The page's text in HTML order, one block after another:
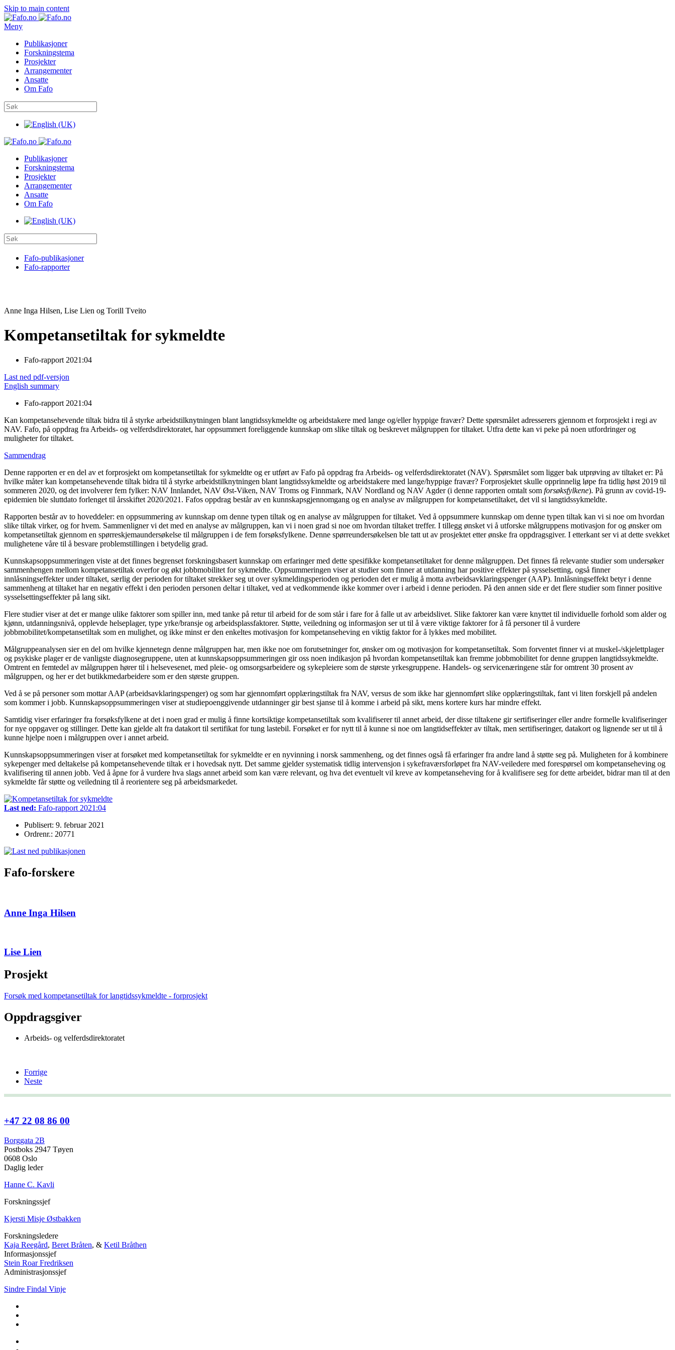
Skip to main content
Meny
Publikasjoner
Forskningstema
Prosjekter
Arrangementer
Ansatte
Om Fafo
Publikasjoner
Forskningstema
Prosjekter
Arrangementer
Ansatte
Om Fafo
Fafo-publikasjoner
Fafo-rapporter
Anne Inga Hilsen, Lise Lien og Torill Tveito
Kompetansetiltak for sykmeldte
Fafo-rapport 2021:04
Last ned pdf-versjon
English summary
Fafo-rapport 2021:04
Kan kompetansehevende tiltak bidra til å styrke arbeidstilknytningen blant langtidssykmeldte og arbeidstakere med lange og/eller hyppige fravær? Dette spørsmålet adresserers gjennom et forprosjekt i regi av
NAV. Fafo, på oppdrag fra Arbeids- og velferdsdirektoratet, har oppsummert foreliggende kunnskap om slike tiltak og beskrevet målgruppen for tiltaket. Utfra dette kan vi peke på noen utfordringer og
muligheter for tiltaket.
Sammendrag
Denne rapporten er en del av et forprosjekt om kompetansetiltak for sykmeldte og er utført av Fafo på oppdrag fra Arbeids- og velferdsdirektoratet (NAV). Spørsmålet som ligger bak utprøving av tiltaket er: På
hvilke måter kan kompetanse­hevende tiltak bidra til å styrke arbeidstilknytningen blant langtidssykmeldte og arbeidstakere med lange/hyppige fravær? Forprosjektet skulle opprinnelig løpe fra tidlig høst 2019 til
sommeren 2020, og det involverer fem fylker: NAV Innlandet, NAV Øst-Viken, NAV Troms og Finnmark, NAV Nordland og NAV Agder (i denne rapporten omtalt som forsøksfylkene). På grunn av covid-19-
epidemien ble sluttdato forlenget til årsskiftet 2020/2021. Fafos oppdrag består av en kunnskapsgjennomgang og en analyse av målgruppen for kompetansetiltaket, det vil si langtidssykmeldte.
Rapporten består av to hoveddeler: en oppsummering av kunnskap om denne typen tiltak og en analyse av målgruppen for tiltaket. Ved å oppsummere kunnskap om denne typen tiltak kan vi si noe om hvordan
slike tiltak virker, og for hvem. Sammenligner vi det med en analyse av målgruppen, kan vi i noen grad si noe om hvordan tiltaket treffer. I tillegg ønsket vi å utforske målgruppens motivasjon for og ønsker om
kompetansetiltak gjennom en spørreskjemaundersøkelse til målgruppen i de fem forsøksfylkene. Denne spørreundersøkelsen ble tatt ut av prosjektet etter ønske fra oppdragsgiver. I etterkant ser vi at dette svekket
mulig­hetene våre til å besvare problemstillingen i betydelig grad.
Kunnskapsoppsummeringen viste at det finnes begrenset forskningsbasert kunnskap om erfaringer med dette spesifikke kompetansetiltaket for denne mål­gruppen. Det finnes få relevante studier som undersøker
sammenhengen mellom kompetansetiltak overfor og økt jobbmobilitet for sykmeldte. Oppsummeringen viser at studier som finner at utdanning har positive effekter på sysselsetting, også finner
innlåsningseffekter under tiltaket, særlig der perioden for tiltaket strekker seg ut over sykmeldingsperioden og perioden det er mulig å motta avrbeidsavklarings­penger (AAP). Innlåsningseffekt betyr i denne
sammenheng at tiltaket har en negativ effekt i den perioden personen deltar i tiltaket, ved at vedkommende ikke kommer over i arbeid i denne perioden. På den annen side er det flere studier som finner positive
syssel­settingseffekter på lang sikt.
Flere studier viser at det er mange ulike faktorer som spiller inn, med tanke på retur til arbeid for de som står i fare for å falle ut av arbeidslivet. Slike faktorer kan være knyttet til individuelle forhold som alder og
kjønn, utdanningsnivå, opplevde helseplager, type yrke/bransje og arbeidsplass­faktorer. Støtte, veiledning og informasjon ser ut til å være viktige faktorer for å få personer til å vurdere
jobbmobilitet/kompetansetiltak som en mulighet, og ikke minst er den enkeltes motivasjon for kompetanseheving en viktig faktor for å lykkes med mobilitet.
Målgruppeanalysen sier en del om hvilke kjennetegn denne målgruppen har, men ikke noe om forutsetninger for, ønsker om og motivasjon for kompetansetiltak. Som forventet finner vi at muskel-/skjelettplager
og psykiske plager er de vanligste diagnosegruppene, uten at kunnskapsoppsummeringen gir oss noen indikasjon på hvordan kompetansetiltak kan fremme jobbmobilitet for denne gruppen langtidssykmeldte.
Omtrent en femtedel av målgruppen hører til i helsevesenet, med pleie- og omsorgsarbeidere og sykepleiere som de største yrkesgruppene. Handels- og servicenæringene står for omtrent 30 prosent av
målgruppen, og her er det butikkmedarbeidere som er den største gruppen.
Ved å se på personer som mottar AAP (arbeidsavklaringspenger) og som har gjennomført opplæringstiltak fra NAV, versus de som ikke har gjennomført slike opplæringstiltak, fant vi liten forskjell på andelen
som kommer i jobb. Kunnskaps­oppsummeringen viser at studiepoenggivende utdanninger gir best sjanse til å komme i arbeid på sikt, mens kortere kurs har mindre effekt.
Samtidig viser erfaringer fra forsøksfylkene at det i noen grad er mulig å finne kortsiktige kompetansetiltak som kvalifiserer til annet arbeid, der disse tiltakene gir sertifiseringer eller andre formelle kvalifiseringer
for nye oppgaver og stillinger. Dette kan gjelde alt fra datakort til sertifikat for tung lastebil. Forsøket er for nytt til å kunne si noe om langtidseffekter av tiltak, men sertifiseringer, datakort og lignende ser ut til å
kunne hjelpe noen i målgruppen over i annet arbeid.
Kunnskapsoppsummeringen viser at forsøket med kompetansetiltak for syk­meldte er en nyvinning i norsk sammenheng, og det finnes også få erfaringer fra andre land å støtte seg på. Muligheten for å kombinere
sykepenger med deltakelse på kompetansehevende tiltak er i hovedsak nytt. Det samme gjelder systematisk tidlig intervensjon i sykefraværsforløpet fra NAV-veiledere med forespørsel om kompetanseheving og
kvalifisering til annen jobb. Ved å åpne for å vurdere hva slags annet arbeid som kan være relevant, og hva det eventuelt vil kreve av kompetanseheving for å kvalifisere seg for dette arbeidet, bidrar man til at den
sykmeldte får støtte og veiledning til å reorientere seg på arbeidsmarkedet.
Last ned: Fafo-rapport 2021:04
Publisert: 9. februar 2021
Ordrenr.: 20771
Fafo-forskere
Anne Inga Hilsen
Lise Lien
Prosjekt
Forsøk med kompetansetiltak for langtidssykmeldte - forprosjekt
Oppdragsgiver
Arbeids- og velferdsdirektoratet
Forrige
Neste
+47 22 08 86 00
Borggata 2B
Postboks 2947 Tøyen
0608 Oslo
Daglig leder
Hanne C. Kavli
Forskningssjef
Kjersti Misje Østbakken
Forskningsledere
Kaja Reegård, Beret Bråten, & Ketil Bråthen
Informasjonssjef
Stein Roar Fredriksen
Administrasjonssjef
Sindre Findal Vinje